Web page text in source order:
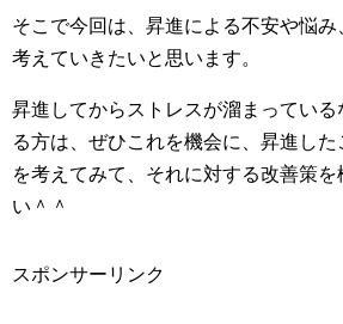
そこで今回は、昇進による不安や悩
考えていきたいと思います。
昇進してからストレスが溜まってい
る方は、ぜひこれを機会に、昇進し
を考えてみて、それに対する改善策を
い＾＾
スポンサーリンク